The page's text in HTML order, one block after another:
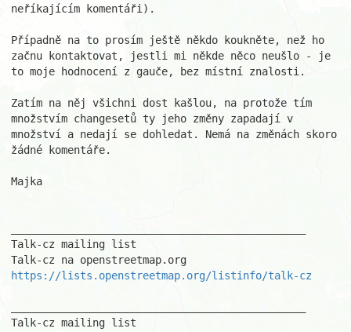
neříkajícím komentáři).
Případně na to prosím ještě někdo koukněte, než ho
začnu kontaktovat, jestli mi někde něco neušlo - je
to moje hodnocení z gauče, bez místní znalosti.
Zatím na něj všichni dost kašlou, na protože tím
množstvím changesetů ty jeho změny zapadají v
množství a nedají se dohledat. Nemá na změnách skoro
žádné komentáře.
Majka
Talk-cz mailing list
https://lists.openstreetmap.org/listinfo/talk-cz
Talk-cz mailing list